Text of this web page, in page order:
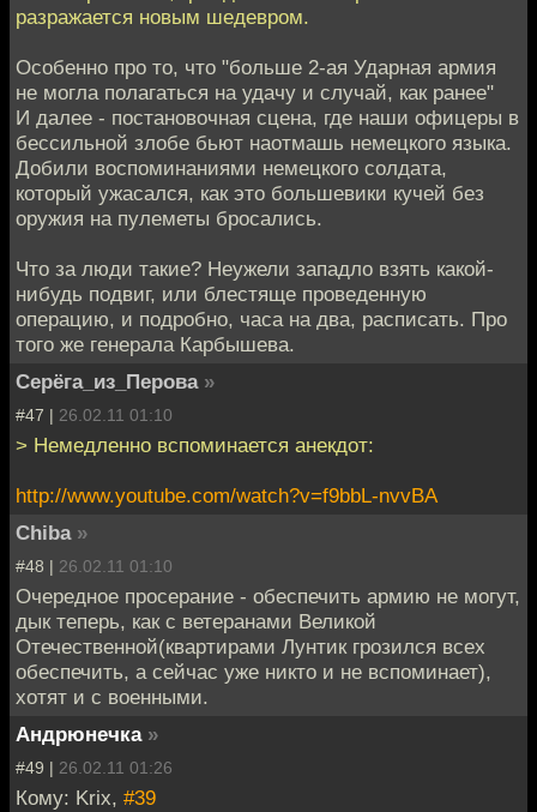
разражается новым шедевром.
Особенно про то, что "больше 2-ая Ударная армия
не могла полагаться на удачу и случай, как ранее"
И далее - постановочная сцена, где наши офицеры в
бессильной злобе бьют наотмашь немецкого языка.
Добили воспоминаниями немецкого солдата,
который ужасался, как это большевики кучей без
оружия на пулеметы бросались.
Что за люди такие? Неужели западло взять какой-
нибудь подвиг, или блестяще проведенную
операцию, и подробно, часа на два, расписать. Про
того же генерала Карбышева.
Серёга_из_Перова »
#47 | 26.02.11 01:10
> Немедленно вспоминается анекдот:
http://www.youtube.com/watch?v=f9bbL-nvvBA
Chiba »
#48 | 26.02.11 01:10
Очередное просерание - обеспечить армию не могут,
дык теперь, как с ветеранами Великой
Отечественной(квартирами Лунтик грозился всех
обеспечить, а сейчас уже никто и не вспоминает),
хотят и с военными.
Андрюнечка »
#49 | 26.02.11 01:26
Кому: Krix, #39